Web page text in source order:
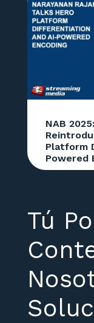
NAB
Platform
Powered
Tú